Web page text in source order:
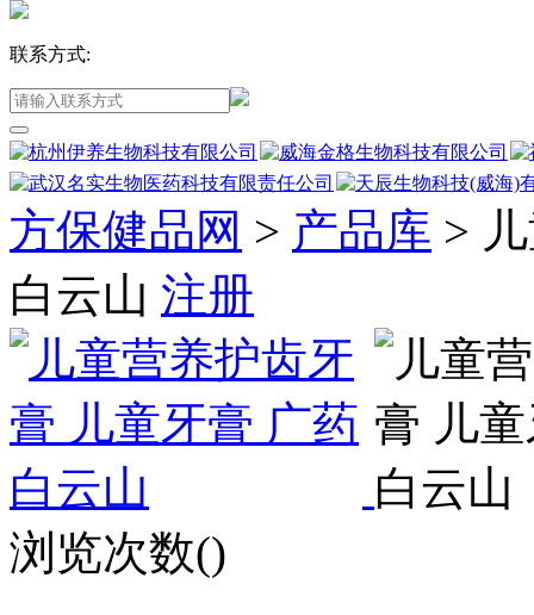
联系方式:
方保健品网 > 产品库 >
白云山 注册
浏览次数()